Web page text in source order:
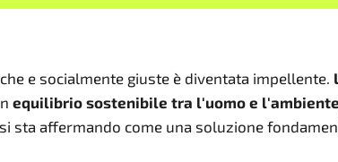
e socialmente giuste è diventata impellente.
equilibrio sostenibile tra l'uomo e l'ambiente
sta affermando come una soluzione